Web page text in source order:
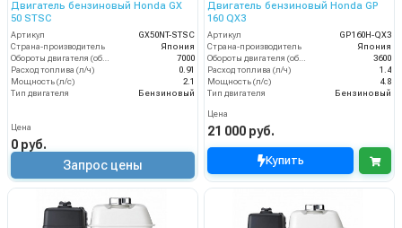
Двигатель бензиновый Honda GX
50 STSC
Артикул
GX50NT-STSC
Страна-производитель
Япония
Обороты двигателя (об/мин)
7000
Расход топлива (л/ч)
0.91
Мощность (л/с)
2.1
Тип двигателя
Бензиновый
Цена
0 руб.
Запрос цены
Двигатель бензиновый Honda GP
160 QX3
Артикул
GP160H-QX3
Страна-производитель
Япония
Обороты двигателя (об/мин)
3600
Расход топлива (л/ч)
1.4
Мощность (л/с)
4.8
Тип двигателя
Бензиновый
Цена
21 000 руб.
Купить